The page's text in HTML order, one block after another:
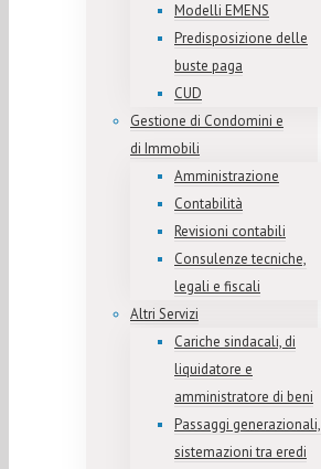
Modelli EMENS
Predisposizione delle
buste paga
CUD
Gestione di Condomini e
di Immobili
Amministrazione
Contabilità
Revisioni contabili
Consulenze tecniche,
legali e fiscali
Altri Servizi
Cariche sindacali, di
liquidatore e
amministratore di beni
Passaggi generazionali,
sistemazioni tra eredi